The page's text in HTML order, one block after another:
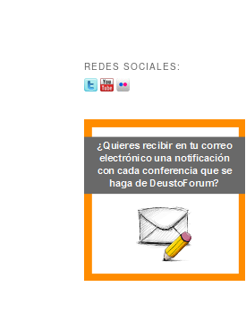
REDES SOCIALES: